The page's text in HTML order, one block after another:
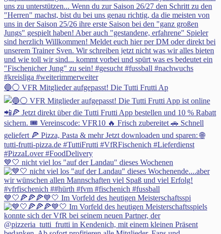
🔵⚪ VFR Mitglieder aufgepasst! Die Tutti Frutti Ap
💙🤍 nicht viel los "auf der Landau" dieses Wochenen
💙🤍🍕🍕🍕💙🤍 Im Vorfeld des heutigen Meisterschaftsspi